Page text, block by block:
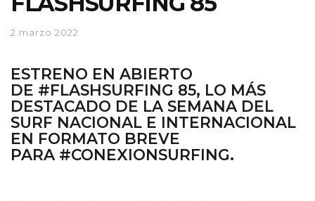
2 marzo 2022
ESTRENO EN ABIERTO
DE #FLASHSURFING 85, LO MÁS
DESTACADO DE LA SEMANA DEL
SURF NACIONAL E INTERNACIONAL
EN FORMATO BREVE
PARA #CONEXIONSURFING.